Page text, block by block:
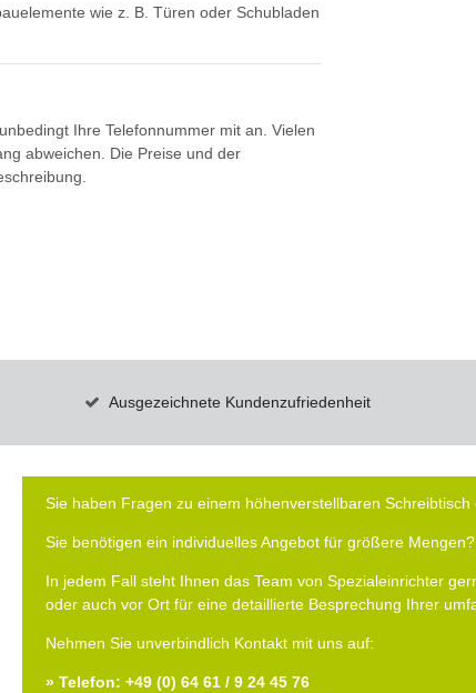
wie z. B. Türen oder Schubladen
Ihre Telefonnummer mit an. Vielen
abweichen. Die Preise und der
Ausgezeichnete Kundenzufriedenheit
Sie haben Fragen zu einem höhenverstellbaren
Sie benötigen ein individuelles Angebot für größere Mengen?
In jedem Fall steht Ihnen das Team von Spezialeinrichter
oder auch vor Ort für eine detaillierte Besprechung Ihrer
Nehmen Sie unverbindlich Kontakt mit uns auf:
» Telefon: +49 (0) 64 61 / 9 24 45 76